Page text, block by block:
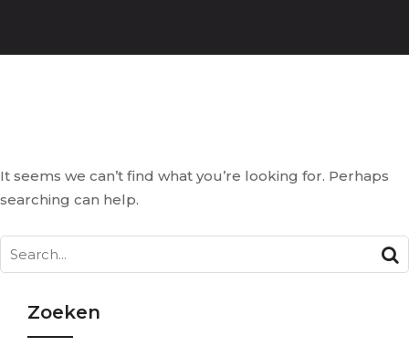
It seems we can’t find what you’re looking for. Perhaps
searching can help.
Search
for:
Zoeken